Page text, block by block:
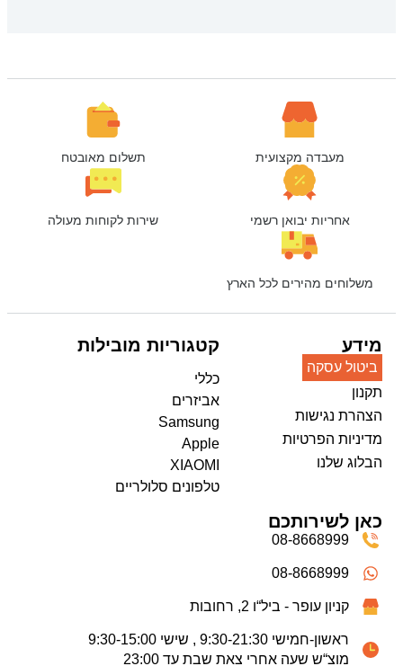
מעבדה מקצועית תשלום מאובטח
אחריות יבואן רשמי שירות לקוחות מעולה
משלוחים מהירים לכל הארץ
מידע
ביטול עסקה
תקנון
הצהרת נגישות
מדיניות הפרטיות
הבלוג שלנו
קטגוריות מובילות
כללי
אביזרים
Samsung
Apple
XIAOMI
טלפונים סלולריים
כאן לשירותכם
08-8668999
08-8668999
קניון עופר - ביל“ו 2, רחובות
ראשון-חמישי 9:30-21:30 , שישי 9:30-15:00
מוצ“ש שעה אחרי צאת שבת עד 23:00